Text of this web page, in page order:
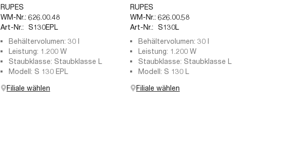
RUPES
WM-Nr.: 626.00.48
Art-Nr.: S130EPL
Behältervolumen: 30 l
Leistung: 1.200 W
Staubklasse: Staubklasse L
Modell: S 130 EPL
Filiale wählen
RUPES
WM-Nr.: 626.00.58
Art-Nr.: S130L
Behältervolumen: 30 l
Leistung: 1.200 W
Staubklasse: Staubklasse L
Modell: S 130 L
Filiale wählen